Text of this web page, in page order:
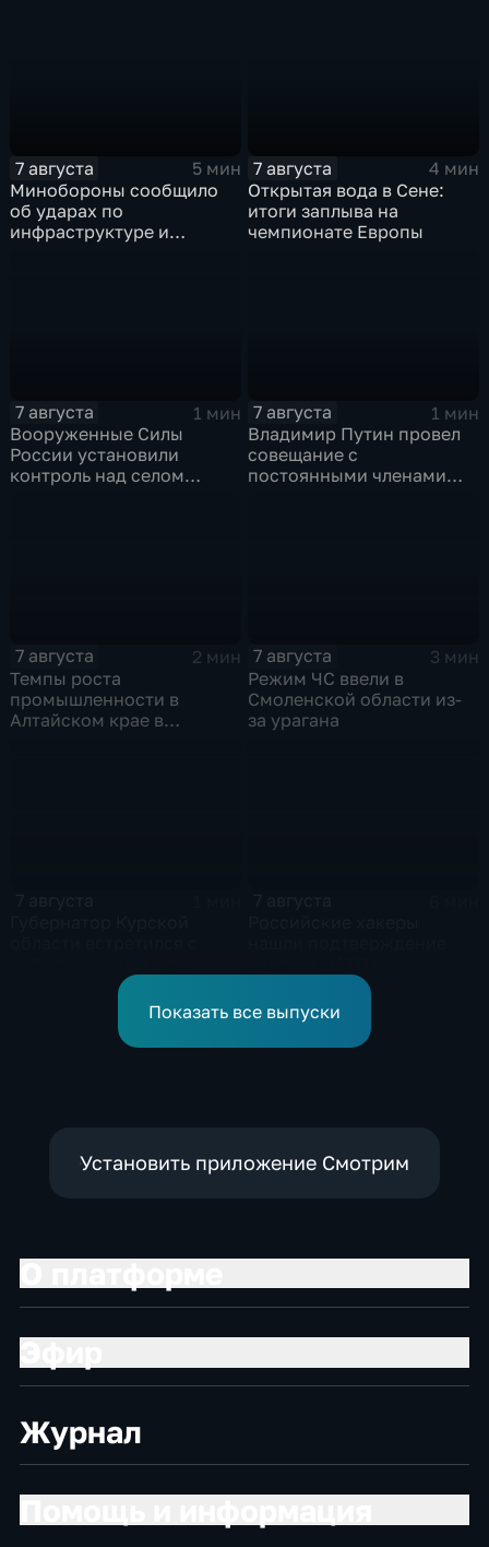
7 августа
5 мин
Минобороны сообщило
об ударах по
инфраструктуре и
7 августа
4 мин
Открытая вода в Сене:
итоги заплыва на
чемпионате Европы
7 августа
1 мин
Вооруженные Силы
России установили
контроль над селом
7 августа
1 мин
Владимир Путин провел
совещание с
постоянными членами
7 августа
2 мин
Темпы роста
промышленности в
Алтайском крае в
7 августа
3 мин
Режим ЧС ввели в
Смоленской области из-
за урагана
помогали пострадавшим
от вторжения ВСУ
жителям приграничья
Показать все выпуски
Установить приложение Смотрим
Журнал